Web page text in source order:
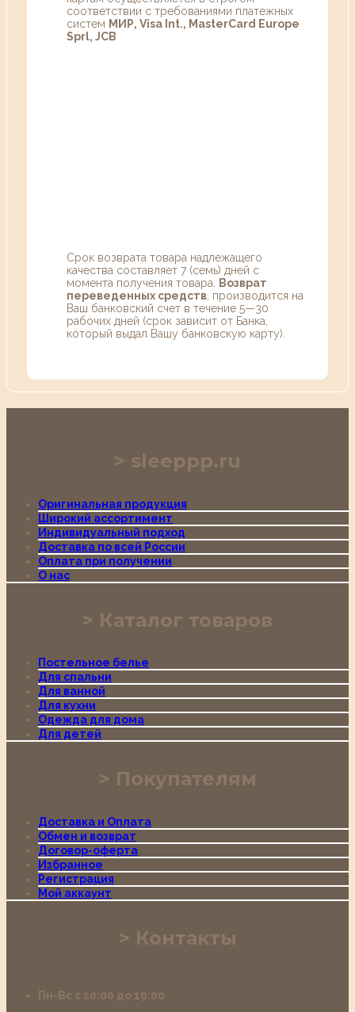
соответствии с требованиями платежных
систем МИР, Visa Int., MasterCard Europe
Sprl, JCB
Срок возврата товара надлежащего
качества составляет 7 (семь) дней с
момента получения товара.
Возврат
переведенных средств , производится на
Ваш банковский счет в течение 5—30
рабочих дней (срок зависит от Банка,
который выдал Вашу банковскую карту).
sleeppp.ru
Оригинальная продукция
Широкий ассортимент
Индивидуальный подход
Доставка по всей России
Оплата при получении
О нас
Каталог товаров
Постельное белье
Для спальни
Для ванной
Для кухни
Одежда для дома
Для детей
Покупателям
Доставка и Оплата
Обмен и возврат
Договор-оферта
Избранное
Регистрация
Мой аккаунт
Контакты
Пн-Вс с 10:00 до 19:00